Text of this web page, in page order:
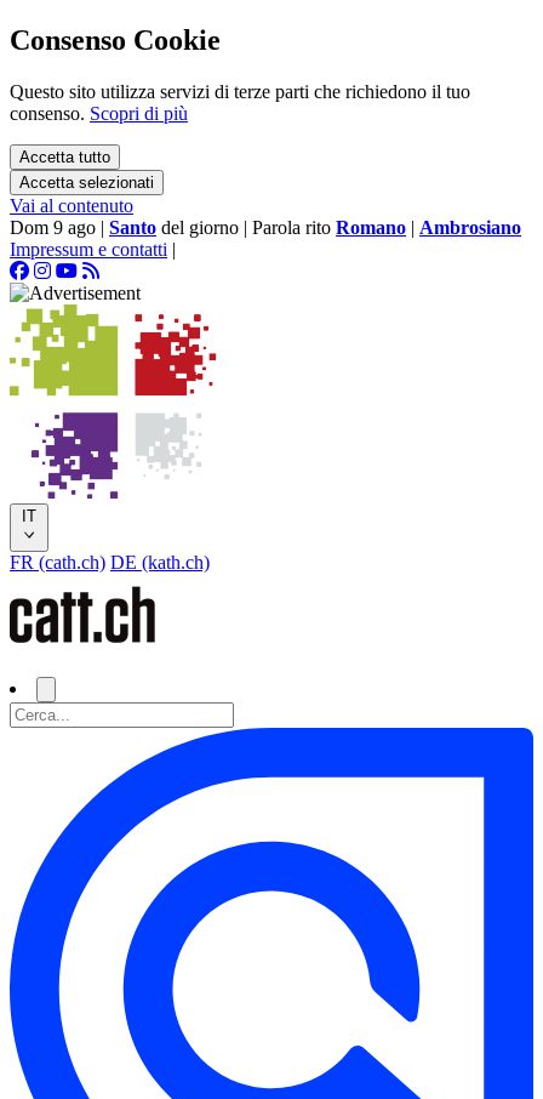
Consenso Cookie
Questo sito utilizza servizi di terze parti che richiedono il tuo
consenso. Scopri di più
Accetta tutto
Accetta selezionati
Vai al contenuto
Dom 9 ago | Santo del giorno | Parola rito Romano | Ambrosiano
Impressum e contatti |
IT
FR (cath.ch) DE (kath.ch)